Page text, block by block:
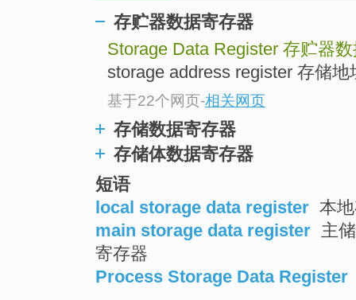
存贮器数据寄存器
Storage Data Register 存贮器
storage address register 存储
基于22个网页-相关网页
存储数据寄存器
存储体数据寄存器
短语
local storage data register 本
main storage data register 主
寄存器
Process Storage Data Register